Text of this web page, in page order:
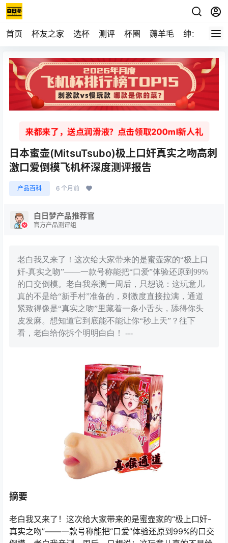
首页 杯友之家 选杯 测评 杯圈 薅羊毛 绅士 视频
来都来了，送点润滑液？点击领取200ml新人礼
日本蜜壶(MitsuTsubo)极上口奸真实之吻高刺
激口爱倒模飞机杯深度测评报告
产品百科 6 个月前
白日梦产品推荐官
官方产品测评组
老白我又来了！这次给大家带来的是蜜壶家的“极上口
奸-真实之吻”——一款号称能把“口爱”体验还原到99%
的口交倒模。老白我亲测一周后，只想说：这玩意儿
真的不是给“新手村”准备的，刺激度直接拉满，通道
紧致得像是“真实之吻”里藏着一条小舌头，舔得你头
皮发麻。想知道它到底能不能让你“秒上天”？往下
看，老白给你拆个明明白白！ ---
摘要
老白我又来了！这次给大家带来的是蜜壶家的“极上口奸-
真实之吻”——一款号称能把“口爱”体验还原到99%的口交